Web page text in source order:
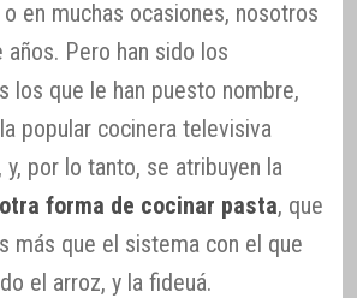
en muchas ocasiones, nosotros
años. Pero han sido los
los que le han puesto nombre,
popular cocinera televisiva
por lo tanto, se atribuyen la
otra forma de cocinar pasta, que
más que el sistema con el que
el arroz, y la fideuá.